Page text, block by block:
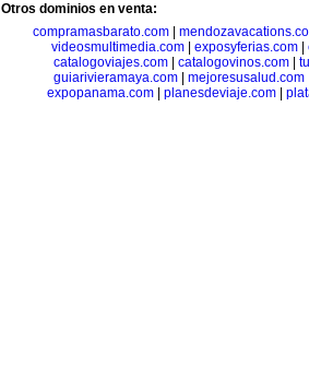
Otros dominios en venta:
compramasbarato.com|
videosmultimedia.com
exposyferias.com
catalogoviajes.com| catalogovinos.com|
guiarivieramaya.com
mejoresusalud.com
expopanama.com| planesdeviaje.com|